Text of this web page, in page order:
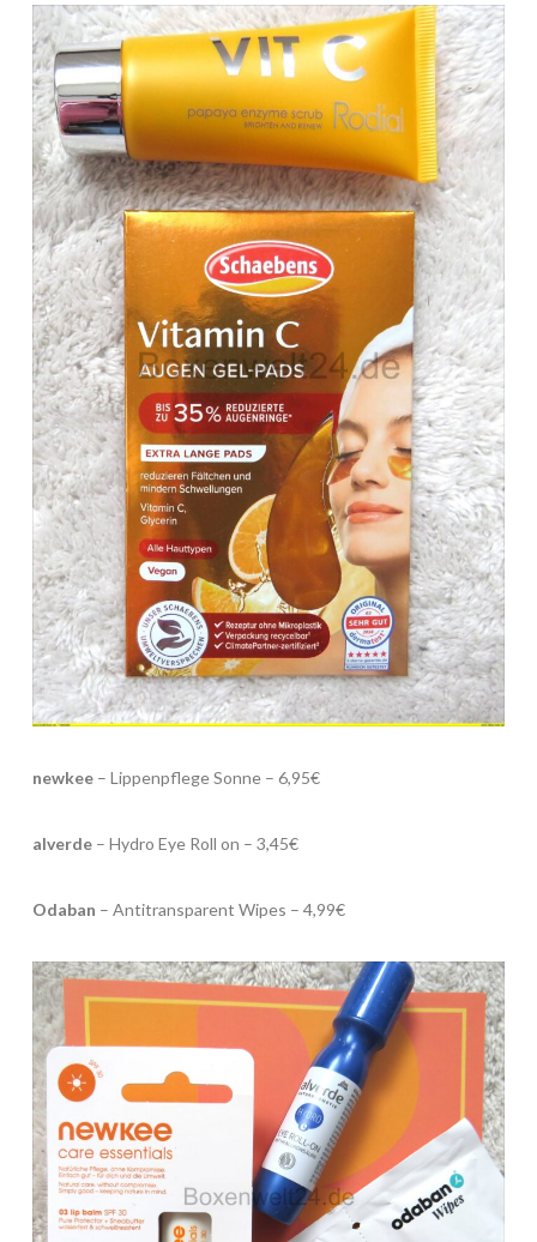
newkee– Lippenpflege Sonne – 6,95€
alverde– Hydro Eye Roll on – 3,45€
Odaban – Antitransparent Wipes – 4,99€